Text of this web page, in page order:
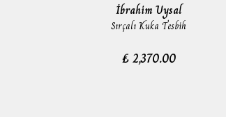
İbrahim Uysal
Sırçalı Kuka Tesbih
₺ 2,370.00